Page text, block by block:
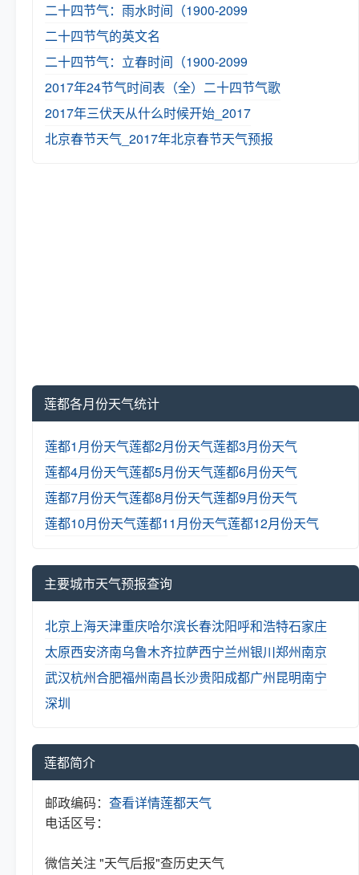
二十四节气：雨水时间（1900-2099
二十四节气的英文名
二十四节气：立春时间（1900-2099
2017年24节气时间表（全） 二十四节气歌
2017年三伏天从什么时候开始_2017
北京春节天气_2017年北京春节天气预报
莲都各月份天气统计
莲都1月份天气莲都2月份天气莲都3月份天气
莲都4月份天气莲都5月份天气莲都6月份天气
莲都7月份天气莲都8月份天气莲都9月份天气
莲都10月份天气莲都11月份天气莲都12月份天气
主要城市天气预报查询
北京上海天津重庆哈尔滨长春沈阳呼和浩特石家庄
太原西安济南乌鲁木齐拉萨西宁兰州银川郑州南京
武汉杭州合肥福州南昌长沙贵阳成都广州昆明南宁
深圳
莲都简介
邮政编码：
电话区号：
查看详情莲都天气
微信关注 "天气后报"查历史天气